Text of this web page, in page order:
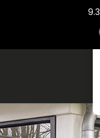
9.3